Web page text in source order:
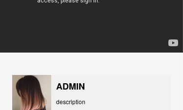
ADMIN
description